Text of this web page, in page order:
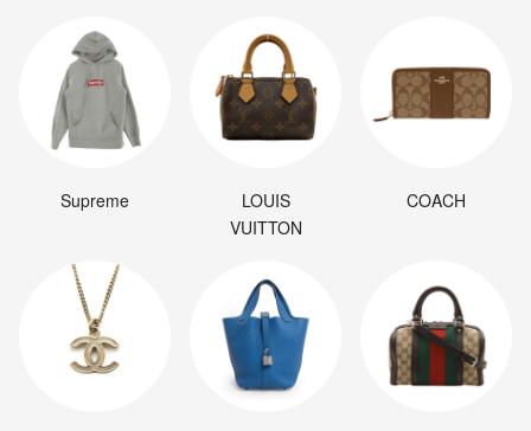
Supreme
LOUIS
VUITTON
COACH